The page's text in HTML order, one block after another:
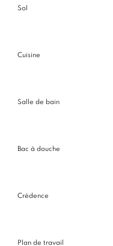
Sol
Cuisine
Salle de bain
Bac à douche
Crédence
Plan de travail